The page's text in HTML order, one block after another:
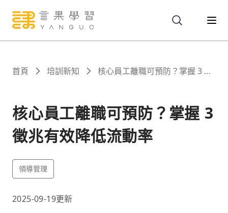
關於
課程
報名
文章
首頁 培訓新知
核心員工離職可預防？掌握 3 徵
核心員工離職可預防？掌握 3
徵兆有效降低流動率
領導管理
2025-09-19更新